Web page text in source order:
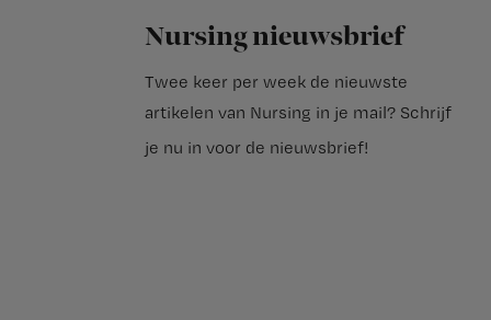
Nursing nieuwsbrief
Twee keer per week de nieuwste
artikelen van Nursing in je mail? Schrijf
je nu in voor de nieuwsbrief!